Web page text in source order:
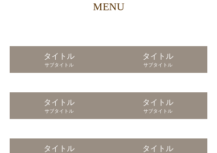
MENU
タイトル
サブタイトル
タイトル
サブタイトル
タイトル
サブタイトル
タイトル
サブタイトル
タイトル タイトル